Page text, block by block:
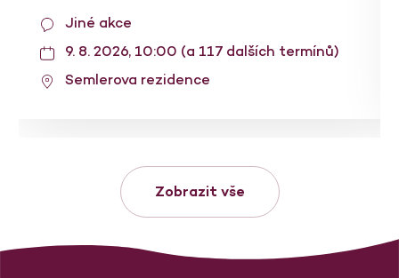
Jiné akce
9. 8. 2026, 10:00 (a 117 dalších termínů)
Semlerova rezidence
Zobrazit vše